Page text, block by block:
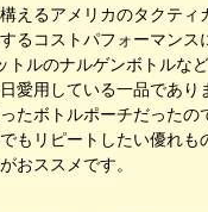
えるアメリカのタクティ
るコストパフォーマンス
トルのナルゲンボトルな
愛用している一品であり
たボトルポーチだったの
もリピートしたい優れも
おススメです。